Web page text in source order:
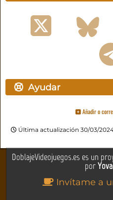
Ayudar
Añadir o
Última actualización 30/03/
DoblajeVideojuegos.es es un
por
Invítame a